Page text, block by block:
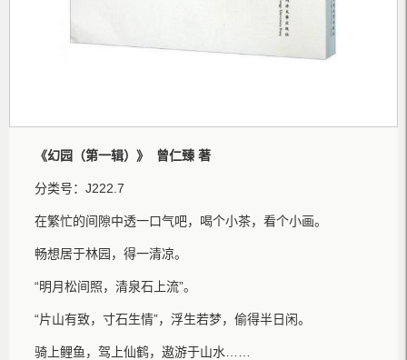
《幻园（第一辑）》 曾仁臻 著
分类号：J222.7
在繁忙的间隙中透一口气吧，喝个小茶，看个小画。
畅想居于林园，得一清凉。
“明月松间照，清泉石上流”。
“片山有致，寸石生情”，浮生若梦，偷得半日闲。
骑上鲤鱼，驾上仙鹤，遨游于山水……